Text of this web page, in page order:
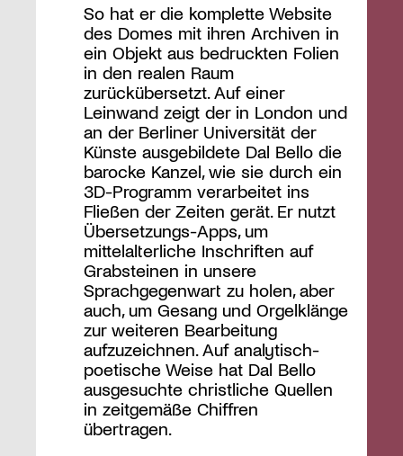
So hat er die komplette Website
des Domes mit ihren Archiven in
ein Objekt aus bedruckten Folien
in den realen Raum
zurückübersetzt. Auf einer
Leinwand zeigt der in London und
an der Berliner Universität der
Künste ausgebildete Dal Bello die
barocke Kanzel, wie sie durch ein
3D-Programm verarbeitet ins
Fließen der Zeiten gerät. Er nutzt
Übersetzungs-Apps, um
mittelalterliche Inschriften auf
Grabsteinen in unsere
Sprachgegenwart zu holen, aber
auch, um Gesang und Orgelklänge
zur weiteren Bearbeitung
aufzuzeichnen. Auf analytisch-
poetische Weise hat Dal Bello
ausgesuchte christliche Quellen
in zeitgemäße Chiffren
übertragen.